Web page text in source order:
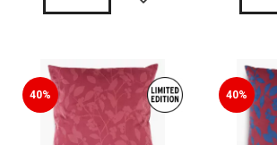
40% 40%